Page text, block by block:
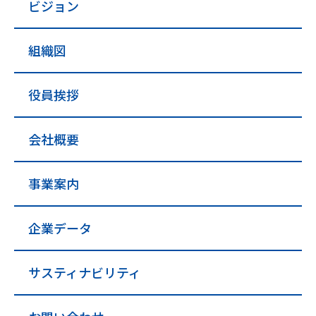
ビジョン
組織図
役員挨拶
会社概要
事業案内
企業データ
サスティナビリティ